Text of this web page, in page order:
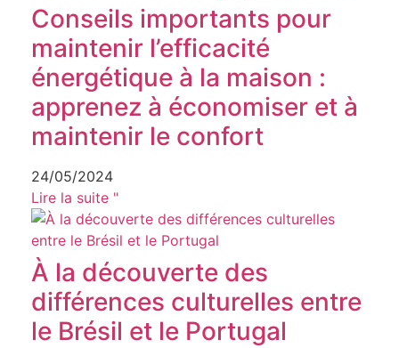
Conseils importants pour
maintenir l’efficacité
énergétique à la maison :
apprenez à économiser et à
maintenir le confort
24/05/2024
Lire la suite "
À la découverte des
différences culturelles entre
le Brésil et le Portugal